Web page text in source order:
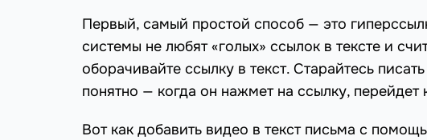
Первый, самый простой способ — это
системы не любят «голых» ссылок в тексте и
оборачивайте ссылку в текст. Старайтесь
понятно — когда он нажмет на ссылку, перейдет
Вот как добавить видео в текст письма с